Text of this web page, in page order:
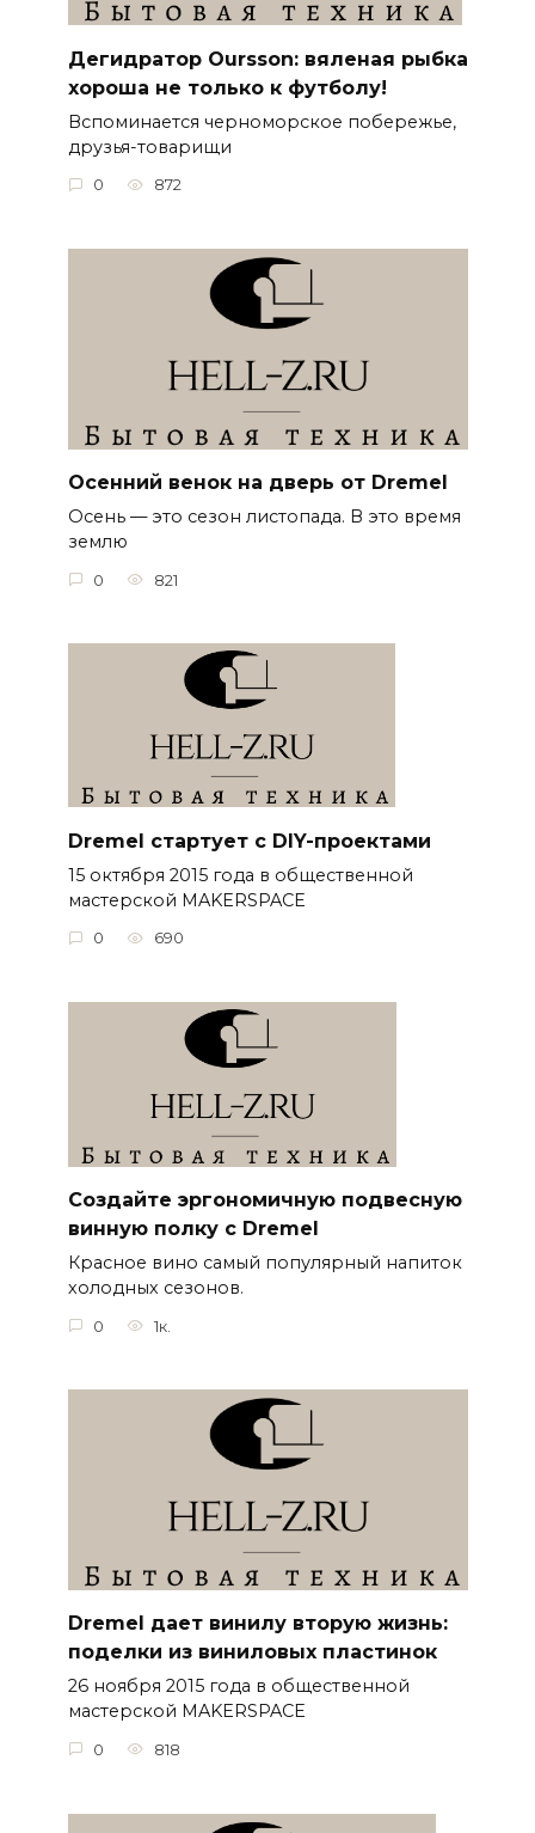
Дегидратор Oursson: вяленая рыбка
хороша не только к футболу!
Вспоминается черноморское побережье,
друзья-товарищи
0 872
Осенний венок на дверь от Dremel
Осень — это сезон листопада. В это время
землю
0 821
Dremel стартует с DIY-проектами
15 октября 2015 года в общественной
мастерской MAKERSPACE
0 690
Создайте эргономичную подвесную
винную полку с Dremel
Красное вино самый популярный напиток
холодных сезонов.
0 1к.
Dremel дает винилу вторую жизнь:
поделки из виниловых пластинок
26 ноября 2015 года в общественной
мастерской MAKERSPACE
0 818